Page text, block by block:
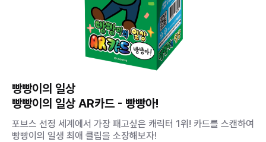
빵빵이의 일상
빵빵이의 일상 AR카드 - 빵빵아!
포브스 선정 세계에서 가장 패고싶은 캐릭터 1위! 카드를 스캔하여
빵빵이의 일생 최애 클립을 소장해보자!